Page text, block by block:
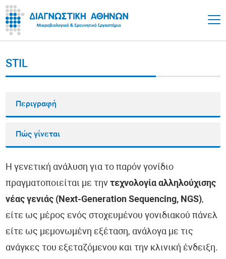
STIL
Περιγραφή
Πώς γίνεται
Η γενετική ανάλυση για το παρόν γονίδιο
πραγματοποιείται με τηντεχνολογία αλληλούχισης
νέας γενιάς (Next-Generation Sequencing, NGS),
είτε ως μέρος ενός στοχευμένου γονιδιακού πάνελ
είτε ως μεμονωμένη εξέταση, ανάλογα με τις
ανάγκες του εξεταζόμενου και την κλινική ένδειξη.